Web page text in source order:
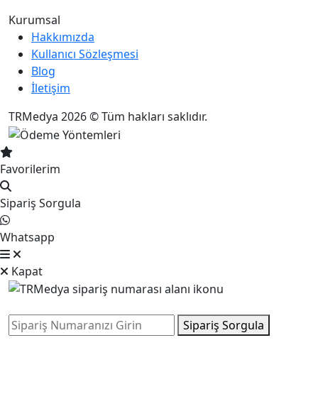
Kurumsal
Hakkımızda
Kullanıcı Sözleşmesi
Blog
İletişim
TRMedya 2026 © Tüm hakları saklıdır.
Favorilerim
Sipariş Sorgula
Whatsapp
Kapat
Sipariş Sorgula